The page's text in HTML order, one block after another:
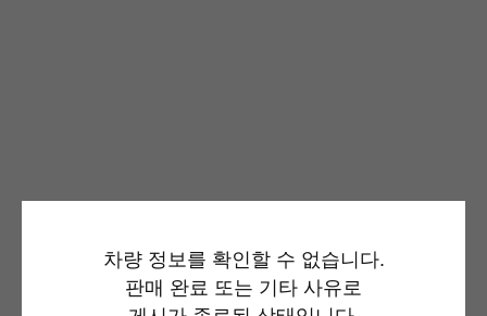
차량 정보를 확인할 수 없습니다.
판매 완료 또는 기타 사유로